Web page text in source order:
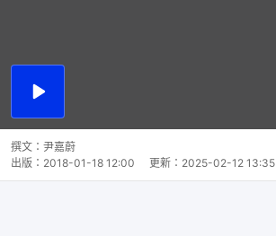
播
撰文： 尹嘉蔚
出版： 2018-01-18 12:00 更新： 2025-02-12 13:35